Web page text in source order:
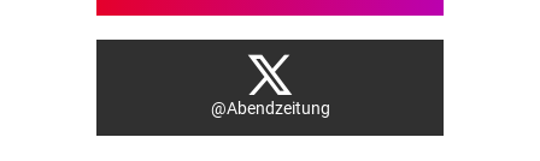
@Abendzeitung